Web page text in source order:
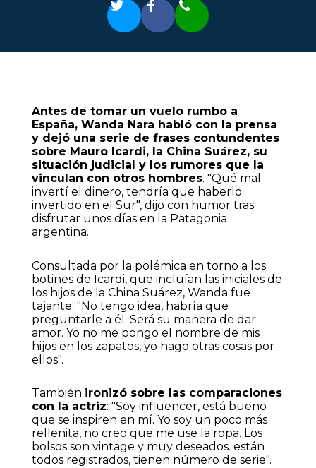
Antes de tomar un vuelo rumbo a
España, Wanda Nara habló con la prensa
y dejó una serie de frases contundentes
sobre Mauro Icardi, la China Suárez, su
situación judicial y los rumores que la
vinculan con otros hombres. "Qué mal
invertí el dinero, tendría que haberlo
invertido en el Sur", dijo con humor tras
disfrutar unos días en la Patagonia
argentina.
Consultada por la polémica en torno a los
botines de Icardi, que incluían las iniciales de
los hijos de la China Suárez, Wanda fue
tajante: "No tengo idea, habría que
preguntarle a él. Será su manera de dar
amor. Yo no me pongo el nombre de mis
hijos en los zapatos, yo hago otras cosas por
ellos".
También ironizó sobre las comparaciones
con la actriz: "Soy influencer, está bueno
que se inspiren en mí. Yo soy un poco más
rellenita, no creo que me use la ropa. Los
bolsos son vintage y muy deseados. están
todos registrados, tienen número de serie".